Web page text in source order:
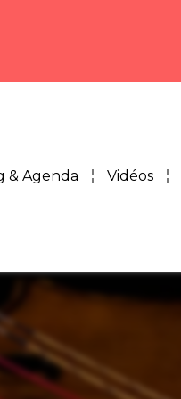
& Agenda Vidéos